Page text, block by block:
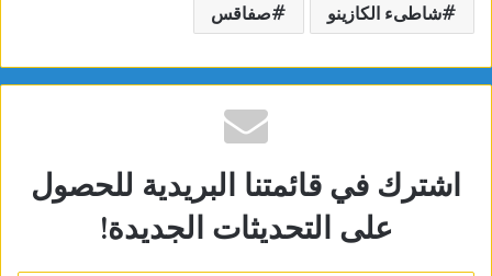
شاطىء الكازينو صفاقس
اشترك في قائمتنا البريدية للحصول
على التحديثات الجديدة!